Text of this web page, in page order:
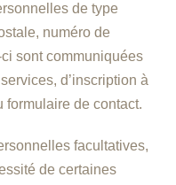
de type
numéro de
sont communiquées
d’inscription à
formulaire de contact.
facultatives,
de certaines